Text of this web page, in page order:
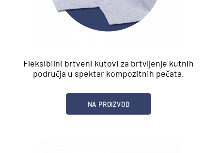
Fleksibilni brtveni kutovi za brtvljenje kutnih
područja u spektar kompozitnih pečata.
NA PROIZVOD